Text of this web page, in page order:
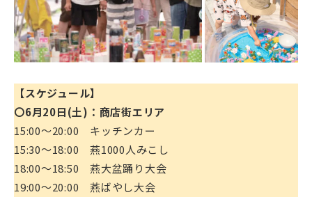
【スケジュール】
〇6月20日(土)：商店街エリア
15:00～20:00 キッチンカー
15:30～18:00 燕1000人みこし
18:00～18:50 燕大盆踊り大会
19:00～20:00 燕ばやし大会